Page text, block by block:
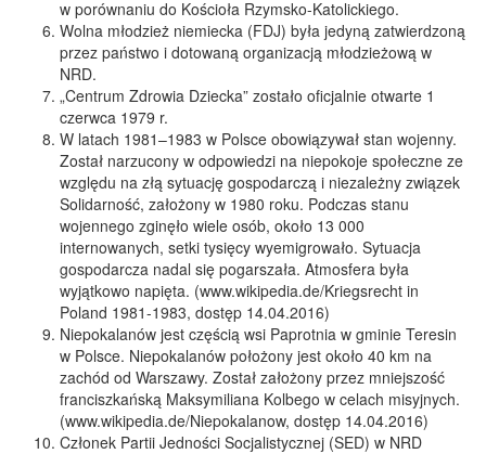
w porównaniu do Kościoła Rzymsko-Katolickiego.
Wolna młodzież niemiecka (FDJ) była jedyną zatwierdzoną
przez państwo i dotowaną organizacją młodzieżową w
NRD.
„Centrum Zdrowia Dziecka” zostało oficjalnie otwarte 1
czerwca 1979 r.
W latach 1981–1983 w Polsce obowiązywał stan wojenny.
Został narzucony w odpowiedzi na niepokoje społeczne ze
względu na złą sytuację gospodarczą i niezależny związek
Solidarność, założony w 1980 roku. Podczas stanu
wojennego zginęło wiele osób, około 13 000
internowanych, setki tysięcy wyemigrowało. Sytuacja
gospodarcza nadal się pogarszała. Atmosfera była
wyjątkowo napięta. (www.wikipedia.de/Kriegsrecht in
Poland 1981-1983, dostęp 14.04.2016)
Niepokalanów jest częścią wsi Paprotnia w gminie Teresin
w Polsce. Niepokalanów położony jest około 40 km na
zachód od Warszawy. Został założony przez mniejszość
franciszkańską Maksymiliana Kolbego w celach misyjnych.
(www.wikipedia.de/Niepokalanow, dostęp 14.04.2016)
Członek Partii Jedności Socjalistycznej (SED) w NRD